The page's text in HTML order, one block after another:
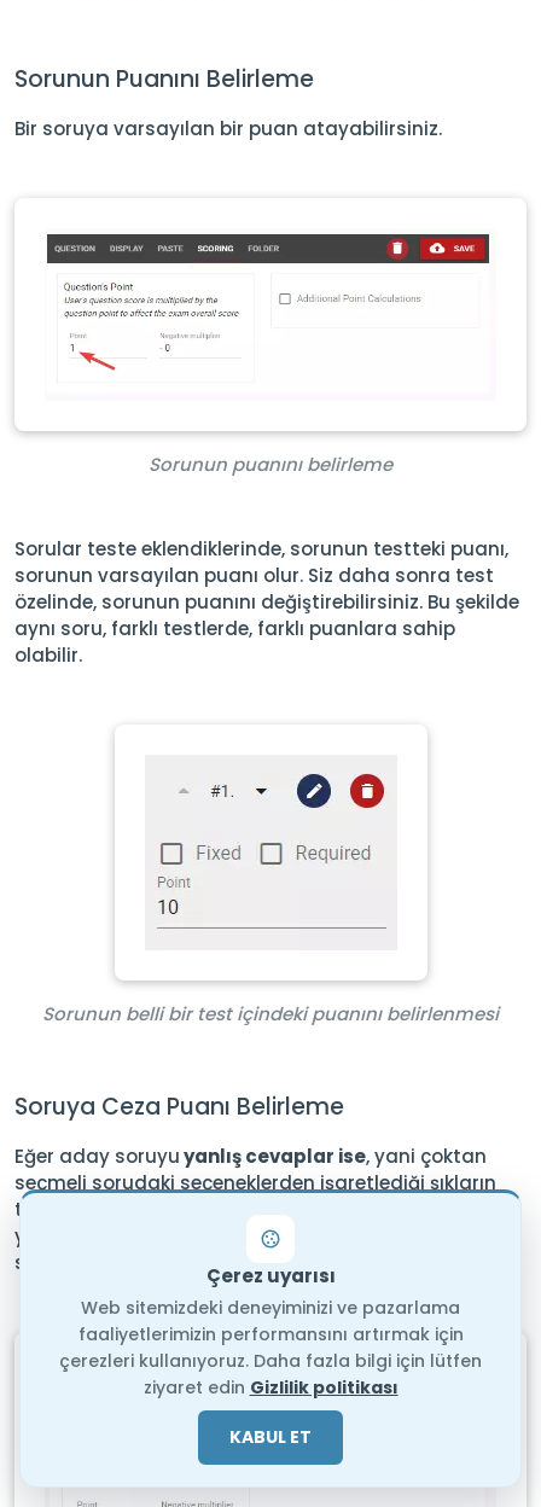
Sorunun Puanını Belirleme
Bir soruya varsayılan bir puan atayabilirsiniz.
Sorunun puanını belirleme
Sorular teste eklendiklerinde, sorunun testteki puanı,
sorunun varsayılan puanı olur. Siz daha sonra test
özelinde, sorunun puanını değiştirebilirsiniz. Bu şekilde
aynı soru, farklı testlerde, farklı puanlara sahip
olabilir.
Sorunun belli bir test içindeki puanını belirlenmesi
Soruya Ceza Puanı Belirleme
Eğer aday soruyuyanlış cevaplar ise, yani çoktan
seçmeli sorudaki seçeneklerden işaretlediği şıkların
toplam başarı oranı negatif ise, test puanının negatif
yönde etkilenmesini sağlayabilirsiniz. Bunun için,
soruya
Çerez uyarısı
Web sitemizdeki deneyiminizi ve pazarlama
faaliyetlerimizin performansını artırmak için
çerezleri kullanıyoruz. Daha fazla bilgi için lütfen
ziyaret edin Gizlilik politikası
KABUL ET